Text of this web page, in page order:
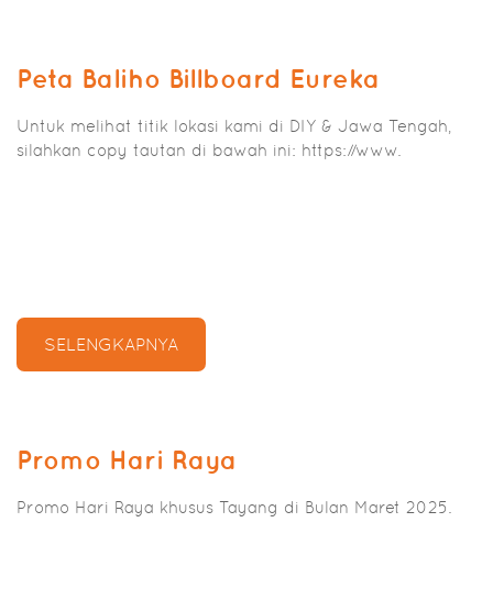
Peta Baliho Billboard Eureka
Untuk melihat titik lokasi kami di DIY & Jawa Tengah,
silahkan copy tautan di bawah ini: https://www.
SELENGKAPNYA
Promo Hari Raya
Promo Hari Raya khusus Tayang di Bulan Maret 2025.